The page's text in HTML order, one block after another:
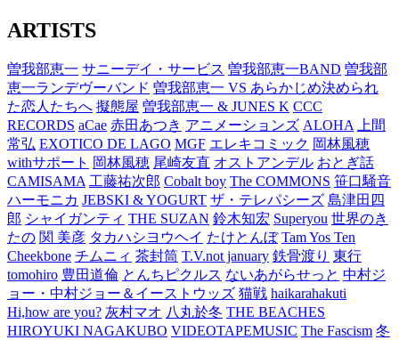
ARTISTS
曽我部恵一 サニーデイ・サービス 曽我部恵一BAND 曽我部
恵一ランデヴーバンド 曽我部恵一 VS あらかじめ決められ
た恋人たちへ 擬態屋 曽我部恵一 & JUNES K CCC
RECORDS aCae 赤田あつき アニメーションズ ALOHA
上間
常弘 EXOTICO DE LAGO MGF エレキコミック 岡林風穂
withサポート 岡林風穂 尾崎友直 オストアンデル おとぎ話
CAMISAMA 工藤祐次郎 Cobalt boy The COMMONS 笹口騒音
ハーモニカ JEBSKI & YOGURT ザ・テレパシーズ 島津田四
郎 シャイガンティ THE SUZAN 鈴木知宏 Superyou 世界のき
たの 関 美彦 タカハシヨウヘイ たけとんぼ Tam Yos Ten
Cheekbone チムニィ 茶封筒 T.V.not january 鉄骨渡り 東行
tomohiro 豊田道倫 とんちピクルス ないあがらせっと 中村ジ
ョー・中村ジョー＆イーストウッズ 猫戦 haikarahakuti
Hi,how are you? 灰村マオ 八丸於冬 THE BEACHES
HIROYUKI NAGAKUBO VIDEOTAPEMUSIC The Fascism 冬